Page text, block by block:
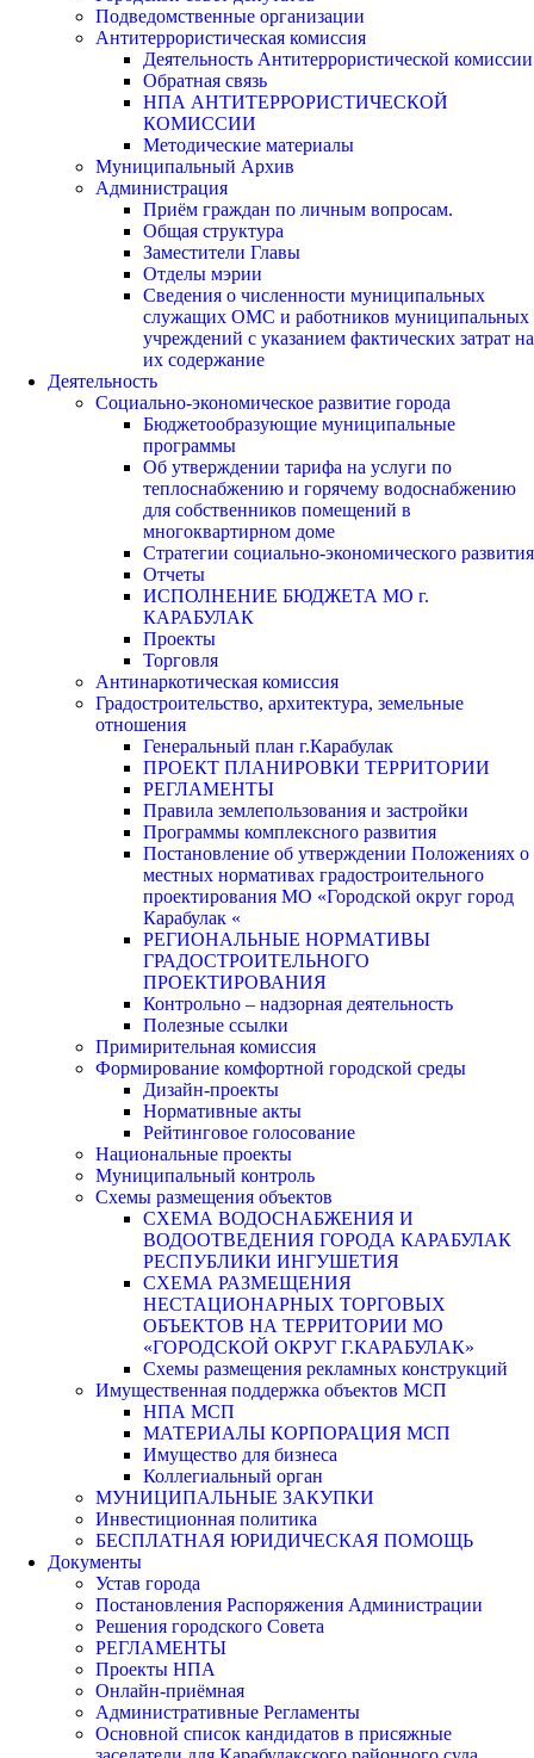
Подведомственные организации
Антитеррористическая комиссия
Деятельность Антитеррористической комиссии
Обратная связь
НПА АНТИТЕРРОРИСТИЧЕСКОЙ
КОМИССИИ
Методические материалы
Муниципальный Архив
Администрация
Приём граждан по личным вопросам.
Общая структура
Заместители Главы
Отделы мэрии
Сведения о численности муниципальных
служащих ОМС и работников муниципальных
учреждений с указанием фактических затрат на
их содержание
Деятельность
Социально-экономическое развитие города
Бюджетообразующие муниципальные
программы
Об утверждении тарифа на услуги по
теплоснабжению и горячему водоснабжению
для собственников помещений в
многоквартирном доме
Стратегии социально-экономического развития
Отчеты
ИСПОЛНЕНИЕ БЮДЖЕТА МО г.
КАРАБУЛАК
Проекты
Торговля
Антинаркотическая комиссия
Градостроительство, архитектура, земельные
отношения
Генеральный план г.Карабулак
ПРОЕКТ ПЛАНИРОВКИ ТЕРРИТОРИИ
РЕГЛАМЕНТЫ
Правила землепользования и застройки
Программы комплексного развития
Постановление об утверждении Положениях о
местных нормативах градостроительного
проектирования МО «Городской округ город
Карабулак «
РЕГИОНАЛЬНЫЕ НОРМАТИВЫ
ГРАДОСТРОИТЕЛЬНОГО
ПРОЕКТИРОВАНИЯ
Контрольно – надзорная деятельность
Полезные ссылки
Примирительная комиссия
Формирование комфортной городской среды
Дизайн-проекты
Нормативные акты
Рейтинговое голосование
Национальные проекты
Муниципальный контроль
Схемы размещения объектов
СХЕМА ВОДОСНАБЖЕНИЯ И
ВОДООТВЕДЕНИЯ ГОРОДА КАРАБУЛАК
РЕСПУБЛИКИ ИНГУШЕТИЯ
СХЕМА РАЗМЕЩЕНИЯ
НЕСТАЦИОНАРНЫХ ТОРГОВЫХ
ОБЪЕКТОВ НА ТЕРРИТОРИИ МО
«ГОРОДСКОЙ ОКРУГ Г.КАРАБУЛАК»
Схемы размещения рекламных конструкций
Имущественная поддержка объектов МСП
НПА МСП
МАТЕРИАЛЫ КОРПОРАЦИЯ МСП
Имущество для бизнеса
Коллегиальный орган
МУНИЦИПАЛЬНЫЕ ЗАКУПКИ
Инвестиционная политика
БЕСПЛАТНАЯ ЮРИДИЧЕСКАЯ ПОМОЩЬ
Документы
Устав города
Постановления Распоряжения Администрации
Решения городского Совета
РЕГЛАМЕНТЫ
Проекты НПА
Онлайн-приёмная
Административные Регламенты
Основной список кандидатов в присяжные